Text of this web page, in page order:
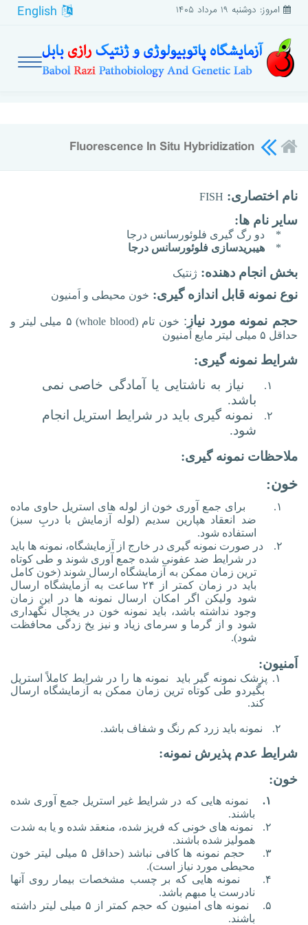
امروز: دوشنبه ۱۹ مرداد ۱۴۰۵
Fluorescence In Situ Hybridization
نام اختصاری: FISH
سایر نام ها:
*
دو رگ گیری فلوئورسانس درجا
*
هیبریدسازی فلوئورسانس درجا
بخش انجام دهنده: ژنتیک
نوع نمونه قابل اندازه گیری: خون محیطی و اَمنیون
حجم نمونه مورد نیاز : خون تام (whole blood
)
۵ میلی لیتر و
حداقل ۵ میلی لیتر مایع اَمنیون
شرایط نمونه گیری:
۱.
نیاز به ناشتایی یا آمادگی خاصی نمی
باشد.
۲.
نمونه گیری باید در شرایط استریل انجام
شود.
ملاحظات نمونه گیری:
خون:
۱.
برای جمع آوری خون از لوله های استریل حاوی ماده
ضد انعقاد هپارین سدیم (لوله آزمایش با دربِ سبز)
استفاده شود.
۲.
در صورت نمونه گیری در خارج از آزمایشگاه، نمونه ها باید
در شرایط ضد عفونی شده جمع آوری شوند و طی کوتاه
ترین زمان ممکن به آزمایشگاه ارسال شوند (خون کامل
باید در زمان کمتر از ۲۴ ساعت به آزمایشگاه ارسال
شود ولیکن اگر امکان ارسال نمونه ها در این زمان
وجود نداشته باشد، باید نمونه خون در یخچال نگهداری
شود و از گرما و سرمای زیاد و نیز یخ زدگی محافظت
شود).
اَمنیون:
۱. پزشک نمونه گیر باید
نمونه ها را در شرایط کاملاً استریل
بگیردو طی کوتاه ترین زمان ممکن به آزمایشگاه ارسال
کند.
۲. نمونه باید زرد کم رنگ و شفاف باشد.
شرایط عدم پذیرش نمونه:
خون:
۱.
نمونه هایی که در شرایط غیر استریل جمع آوری شده
باشند.
۲.
نمونه های خونی که فریز شده، منعقد شده و یا به شدت
همولیز شده باشند.
۳.
حجم نمونه ها کافی نباشد (حداقل ۵ میلی لیتر خون
محیطی مورد نیاز است).
۴.
نمونه هایی که بر چسب مشخصات بیمار روی آنها
نادرست یا مبهم باشد.
۵.
نمونه های امنیون که حجم کمتر از ۵ میلی لیتر داشته
باشند.